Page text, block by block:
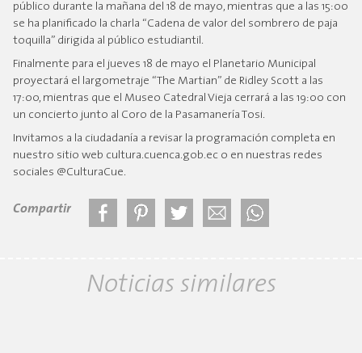
público durante la mañana del 18 de mayo, mientras que a las 15:00
se ha planificado la charla “Cadena de valor del sombrero de paja
toquilla” dirigida al público estudiantil.
Finalmente para el jueves 18 de mayo el Planetario Municipal
proyectará el largometraje “The Martian” de Ridley Scott a las
17:00, mientras que el Museo Catedral Vieja cerrará a las 19:00 con
un concierto junto al Coro de la Pasamanería Tosi.
Invitamos a la ciudadanía a revisar la programación completa en
nuestro sitio web cultura.cuenca.gob.ec o en nuestras redes
sociales @CulturaCue.
Compartir
Noticias similares